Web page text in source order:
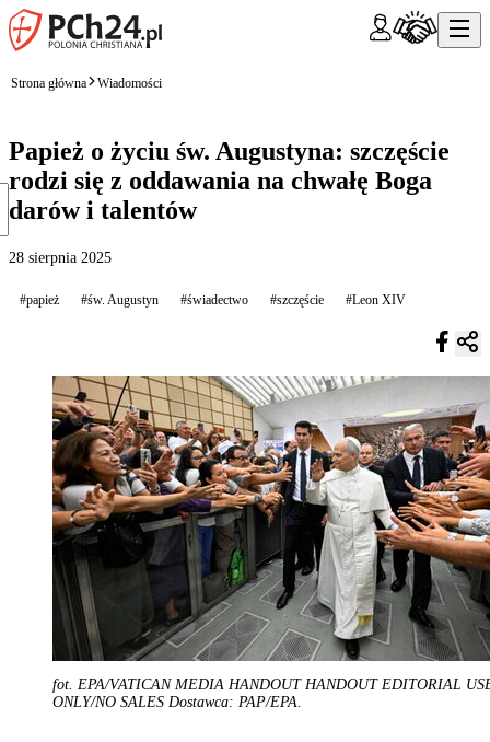
Strona główna Wiadomości
Papież o życiu św. Augustyna: szczęście
rodzi się z oddawania na chwałę Boga
darów i talentów
28 sierpnia 2025
#papież #św. Augustyn #świadectwo #szczęście #Leon XIV
fot. EPA/VATICAN MEDIA HANDOUT HANDOUT EDITORIAL
ONLY/NO SALES Dostawca: PAP/EPA.